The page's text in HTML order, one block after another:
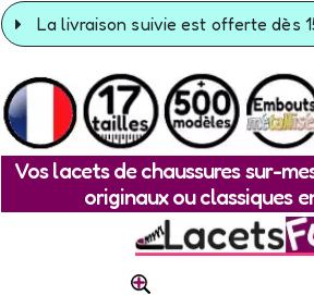
La livraison suivie est offerte dès
Vos lacets de chaussures sur-
originaux ou classiques